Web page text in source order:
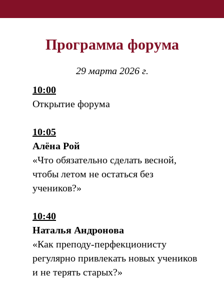
Программа форума
29 марта 2026 г.
10:00
Открытие форума
10:05
Алёна Рой
«Что обязательно сделать весной,
чтобы летом не остаться без
учеников?»
10:40
Наталья Андронова
«Как преподу-перфекционисту
регулярно привлекать новых учеников
и не терять старых?»